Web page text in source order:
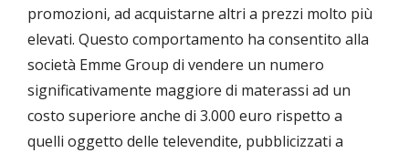
promozioni, ad acquistarne altri a prezzi molto più
elevati. Questo comportamento ha consentito alla
società Emme Group di vendere un numero
significativamente maggiore di materassi ad un
costo superiore anche di 3.000 euro rispetto a
quelli oggetto delle televendite, pubblicizzati a